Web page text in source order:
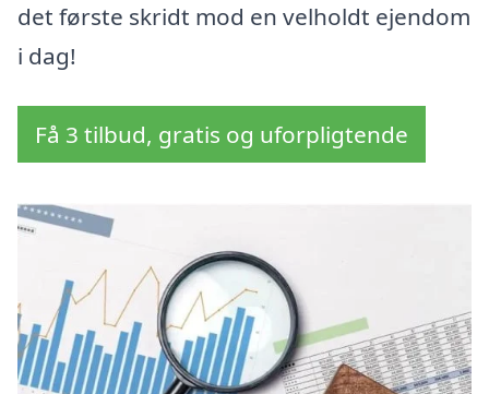
det første skridt mod en velholdt ejendom
i dag!
Få 3 tilbud, gratis og uforpligtende